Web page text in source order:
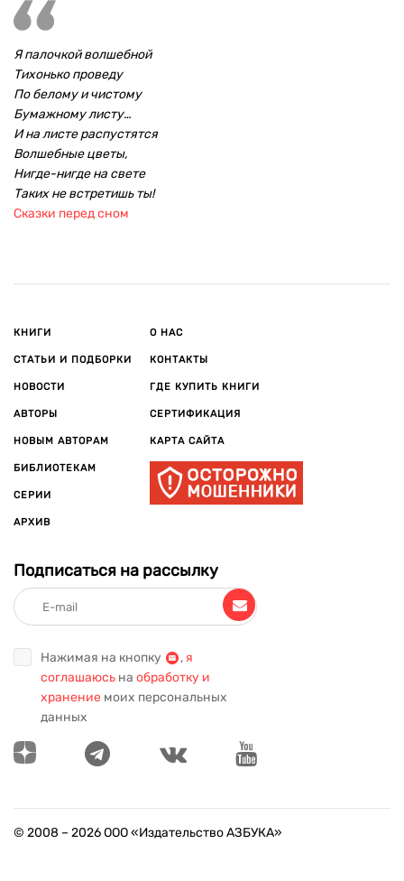
Я палочкой волшебной
Тихонько проведу
По белому и чистому
Бумажному листу…
И на листе распустятся
Волшебные цветы,
Нигде-нигде на свете
Таких не встретишь ты!
Сказки перед сном
КНИГИ
СТАТЬИ И ПОДБОРКИ
НОВОСТИ
АВТОРЫ
НОВЫМ АВТОРАМ
БИБЛИОТЕКАМ
СЕРИИ
АРХИВ
О НАС
КОНТАКТЫ
ГДЕ КУПИТЬ КНИГИ
СЕРТИФИКАЦИЯ
КАРТА САЙТА
Подписаться на рассылку
Нажимая на кнопку , я
соглашаюсь на обработку и
хранение моих персональных
данных
© 2008 – 2026ООО «Издательство АЗБУКА»